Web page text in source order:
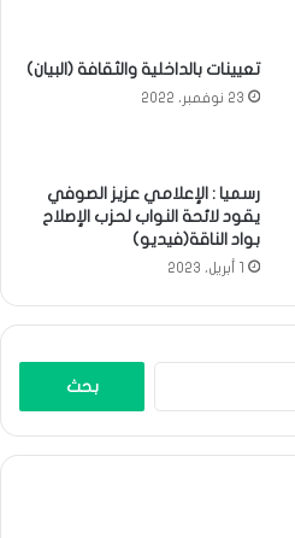
تعيينات بالداخلية والثقافة (البيان)
23 نوفمبر، 2022
رسميا : الإعلامي عزيز الصوفي
يقود لائحة النواب لحزب الإصلاح
بواد الناقة(فيديو)
1 أبريل، 2023